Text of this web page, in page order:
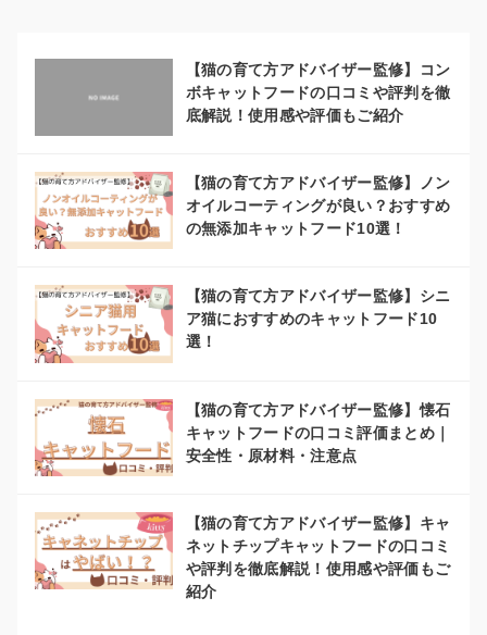
【猫の育て方アドバイザー監修】コン
ボキャットフードの口コミや評判を徹
底解説！使用感や評価もご紹介
【猫の育て方アドバイザー監修】ノン
オイルコーティングが良い？おすすめ
の無添加キャットフード10選！
【猫の育て方アドバイザー監修】シニ
ア猫におすすめのキャットフード10
選！
【猫の育て方アドバイザー監修】懐石
キャットフードの口コミ評価まとめ｜
安全性・原材料・注意点
【猫の育て方アドバイザー監修】キャ
ネットチップキャットフードの口コミ
や評判を徹底解説！使用感や評価もご
紹介